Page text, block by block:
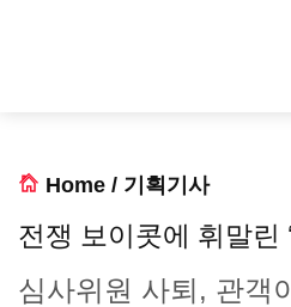
Home / 기획기사
전쟁 보이콧에 휘말린
심사위원 사퇴, 관객